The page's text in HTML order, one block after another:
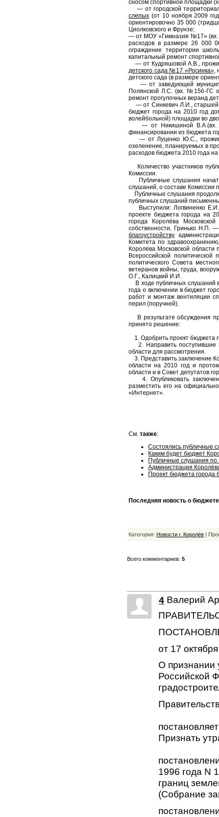
сносом спортивной площадки
— от городской
слепых (от 10 ноября 2009
ориентировочно 35 000
Циолковского и Фрунзе;
— от МОУ «Гимназия №17» (вх.
расходов в размере 26 000
ограждение территории
капитальный ремонт
— от Кудряшовой А.В.,
детского сада №17 «Росинка»,
детского сада (в размере
— от заведующей
Полянской Л.С. (вх. №156-ГС
ремонт прогулочных веранд
— от Синкевич Л.И., старшей
бюджет города на 2010 год
волейбольной) площадки во
— от Никишиной В.А.(вх.
финансировании из бюджета
— от Луценко Ю.С.,
озеленение, планируемых в
расходов бюджета 2010 года
Количество участников
Комиссии.
Публичные слушания
слушаний, о составе Комиссии
Публичные слушания
публичных слушаний
Выступили: Логвиненко Е.И.
проекте бюджета города на
города Королёва
собственности, Гринько Н.П.
благоустройству
Комитета по
Королёва Московской
Всероссийской
политического Совета
ветеранов войны, труда,
О.Г., Калицкий И.И.
В ходе публичных слушаний
года о включении в бюджет
работ и монтаж вентиляции
перил (поручней).
В результате обсуждения
принято решение:
1. Одобрить проект бюджета
2. Направить поступившие
области для рассмотрения.
3. Представить заключение
области на 2010 год и
области и в Совет депутатов
4. Опубликовать
разместить его на
«Интернет».
См. также:
Состоялись публичные
Каким будет бюджет
Публичные слушания по
Администрация
Проект бюджета города
Последняя новость о
Категория: Новости г. Королёв |
Всего комментариев: 5
4 Валерий
от 17
О признании
Российской
Признать
1996 года N
границ
(Собрание